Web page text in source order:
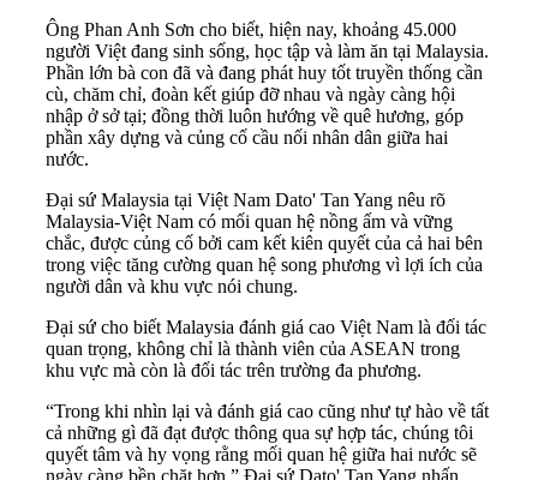
Ông Phan Anh Sơn cho biết, hiện nay, khoảng 45.000
người Việt đang sinh sống, học tập và làm ăn tại Malaysia.
Phần lớn bà con đã và đang phát huy tốt truyền thống cần
cù, chăm chỉ, đoàn kết giúp đỡ nhau và ngày càng hội
nhập ở sở tại; đồng thời luôn hướng về quê hương, góp
phần xây dựng và củng cố cầu nối nhân dân giữa hai
nước.
Đại sứ Malaysia tại Việt Nam Dato' Tan Yang nêu rõ
Malaysia-Việt Nam có mối quan hệ nồng ấm và vững
chắc, được củng cố bởi cam kết kiên quyết của cả hai bên
trong việc tăng cường quan hệ song phương vì lợi ích của
người dân và khu vực nói chung.
Đại sứ cho biết Malaysia đánh giá cao Việt Nam là đối tác
quan trọng, không chỉ là thành viên của ASEAN trong
khu vực mà còn là đối tác trên trường đa phương.
“Trong khi nhìn lại và đánh giá cao cũng như tự hào về tất
cả những gì đã đạt được thông qua sự hợp tác, chúng tôi
quyết tâm và hy vọng rằng mối quan hệ giữa hai nước sẽ
ngày càng bền chặt hơn,” Đại sứ Dato' Tan Yang nhấn